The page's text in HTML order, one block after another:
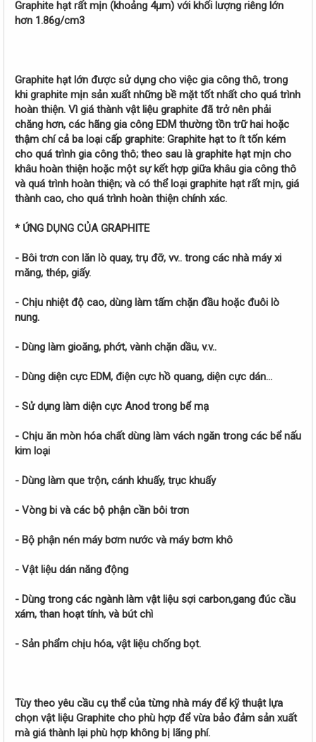
Graphite hạt rất mịn (khoảng 4µm) với khối lượng riêng lớn
hơn 1.86g/cm3
Graphite hạt lớn được sử dụng cho việc gia công thô, trong
khi graphite mịn sản xuất những bề mặt tốt nhất cho quá trình
hoàn thiện. Vì giá thành vật liệu graphite đã trở nên phải
chăng hơn, các hãng gia công EDM thường tồn trữ hai hoặc
thậm chí cả ba loại cấp graphite: Graphite hạt to ít tốn kém
cho quá trình gia công thô; theo sau là graphite hạt mịn cho
khâu hoàn thiện hoặc một sự kết hợp giữa khâu gia công thô
và quá trình hoàn thiện; và có thể loại graphite hạt rất mịn, giá
thành cao, cho quá trình hoàn thiện chính xác.
* ỨNG DỤNG CỦA GRAPHITE
- Bôi trơn con lăn lò quay, trụ đỡ, vv.. trong các nhà máy xi
măng, thép, giấy.
- Chịu nhiệt độ cao, dùng làm tấm chặn đầu hoặc đuôi lò
nung.
- Dùng làm gioăng, phớt, vành chặn dầu, v.v..
- Dùng diện cực EDM, điện cực hồ quang, diện cực dán…
- Sử dụng làm diện cực Anod trong bể mạ
- Chịu ăn mòn hóa chất dùng làm vách ngăn trong các bể nấu
kim loại
- Dùng làm que trộn, cánh khuấy, trục khuấy
- Vòng bi và các bộ phận cần bôi trơn
- Bộ phận nén máy bơm nước và máy bơm khô
- Vật liệu dán năng động
- Dùng trong các ngành làm vật liệu sợi carbon,gang đúc cầu
xám, than hoạt tính, và bút chì
- Sản phẩm chịu hóa, vật liệu chống bọt.
Tùy theo yêu cầu cụ thể của từng nhà máy để kỹ thuật lựa
chọn vật liệu Graphite cho phù hợp để vừa bảo đảm sản xuất
mà giá thành lại phù hợp không bị lãng phí.